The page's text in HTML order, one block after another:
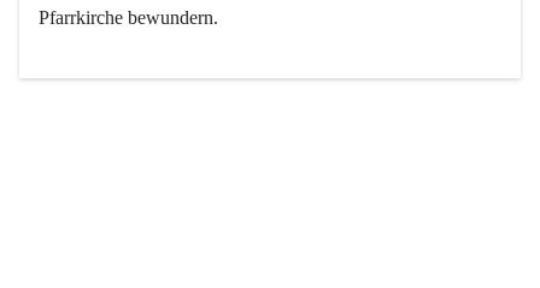
Pfarrkirche bewundern.
Der Weinbau dominert heute nicht mehr, ist aber integrativer